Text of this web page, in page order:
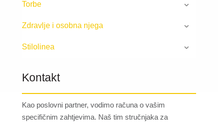
Torbe
Zdravlje i osobna njega
Stilolinea
Kontakt
Kao poslovni partner, vodimo računa o vašim
specifičnim zahtjevima. Naš tim stručnjaka za